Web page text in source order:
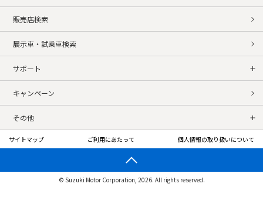
販売店検索
展示車・試乗車検索
サポート
キャンペーン
その他
サイトマップ ご利用にあたって 個人情報の取り扱いについて
© Suzuki Motor Corporation, 2026. All rights reserved.